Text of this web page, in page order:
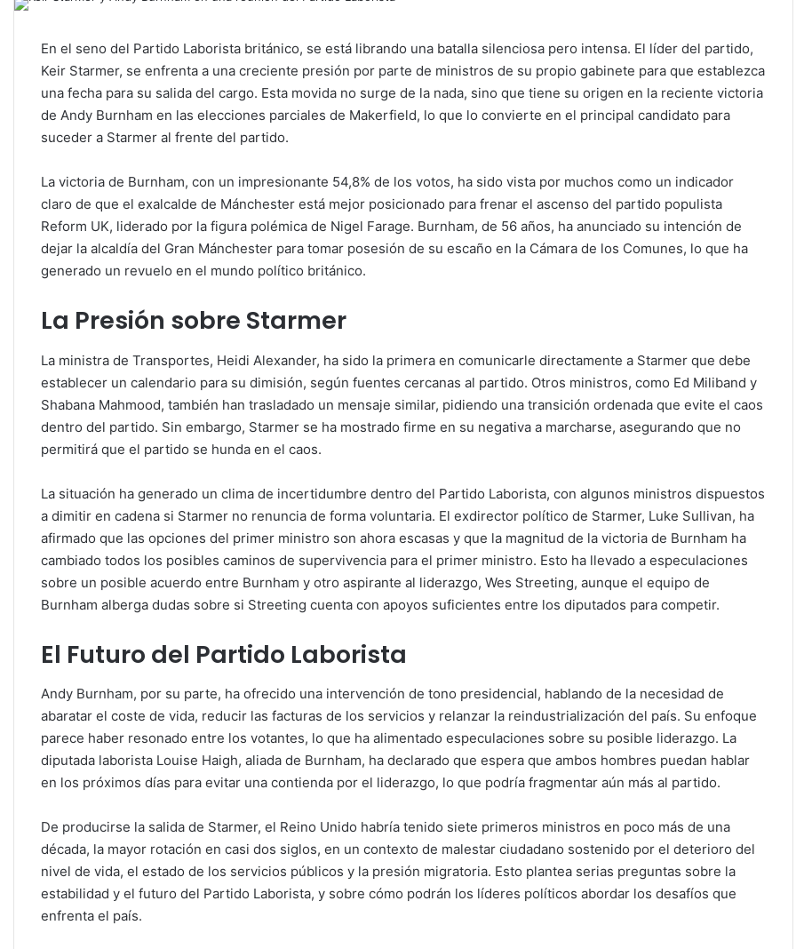
En el seno del Partido Laborista británico, se está librando una batalla silenciosa pero intensa. El líder del partido,
Keir Starmer, se enfrenta a una creciente presión por parte de ministros de su propio gabinete para que establezca
una fecha para su salida del cargo. Esta movida no surge de la nada, sino que tiene su origen en la reciente victoria
de Andy Burnham en las elecciones parciales de Makerfield, lo que lo convierte en el principal candidato para
suceder a Starmer al frente del partido.
La victoria de Burnham, con un impresionante 54,8% de los votos, ha sido vista por muchos como un indicador
claro de que el exalcalde de Mánchester está mejor posicionado para frenar el ascenso del partido populista
Reform UK, liderado por la figura polémica de Nigel Farage. Burnham, de 56 años, ha anunciado su intención de
dejar la alcaldía del Gran Mánchester para tomar posesión de su escaño en la Cámara de los Comunes, lo que ha
generado un revuelo en el mundo político británico.
La Presión sobre Starmer
La ministra de Transportes, Heidi Alexander, ha sido la primera en comunicarle directamente a Starmer que debe
establecer un calendario para su dimisión, según fuentes cercanas al partido. Otros ministros, como Ed Miliband y
Shabana Mahmood, también han trasladado un mensaje similar, pidiendo una transición ordenada que evite el caos
dentro del partido. Sin embargo, Starmer se ha mostrado firme en su negativa a marcharse, asegurando que no
permitirá que el partido se hunda en el caos.
La situación ha generado un clima de incertidumbre dentro del Partido Laborista, con algunos ministros dispuestos
a dimitir en cadena si Starmer no renuncia de forma voluntaria. El exdirector político de Starmer, Luke Sullivan, ha
afirmado que las opciones del primer ministro son ahora escasas y que la magnitud de la victoria de Burnham ha
cambiado todos los posibles caminos de supervivencia para el primer ministro. Esto ha llevado a especulaciones
sobre un posible acuerdo entre Burnham y otro aspirante al liderazgo, Wes Streeting, aunque el equipo de
Burnham alberga dudas sobre si Streeting cuenta con apoyos suficientes entre los diputados para competir.
El Futuro del Partido Laborista
Andy Burnham, por su parte, ha ofrecido una intervención de tono presidencial, hablando de la necesidad de
abaratar el coste de vida, reducir las facturas de los servicios y relanzar la reindustrialización del país. Su enfoque
parece haber resonado entre los votantes, lo que ha alimentado especulaciones sobre su posible liderazgo. La
diputada laborista Louise Haigh, aliada de Burnham, ha declarado que espera que ambos hombres puedan hablar
en los próximos días para evitar una contienda por el liderazgo, lo que podría fragmentar aún más al partido.
De producirse la salida de Starmer, el Reino Unido habría tenido siete primeros ministros en poco más de una
década, la mayor rotación en casi dos siglos, en un contexto de malestar ciudadano sostenido por el deterioro del
nivel de vida, el estado de los servicios públicos y la presión migratoria. Esto plantea serias preguntas sobre la
estabilidad y el futuro del Partido Laborista, y sobre cómo podrán los líderes políticos abordar los desafíos que
enfrenta el país.